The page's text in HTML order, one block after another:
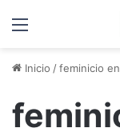
Menú
Inicio /feminicio